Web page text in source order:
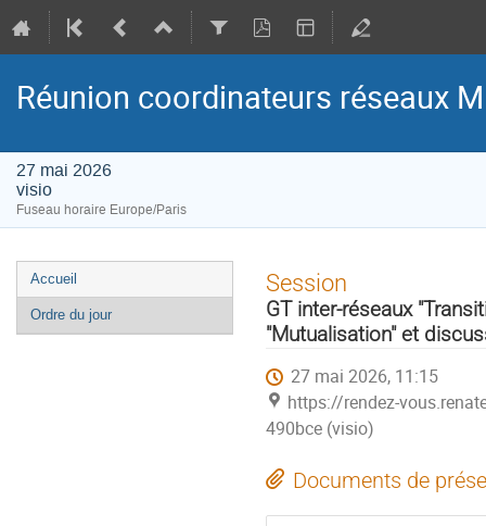
Réunion coordinateurs réseaux
27 mai 2026
visio
Fuseau horaire Europe/Paris
Menu
de
l'événement
Accueil
Ordre du jour
Session
GT inter-réseaux
"Mutualisation" et
27 mai 2026, 11:15
https://rendez-
490bce (visio)
Documents de